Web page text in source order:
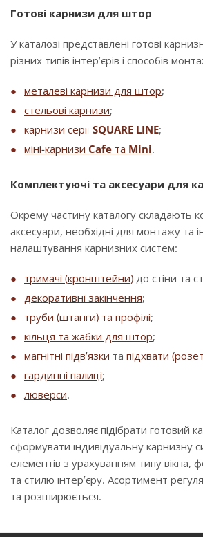
Готові карнизи для штор
У каталозі представлені готові
різних типів інтер’єрів і способів
металеві карнизи для штор;
стельові карнизи;
карнизи серії SQUARE LINE;
міні-карнизи Cafe та Mini.
Комплектуючі та аксесуари для
Окрему частину каталогу складають
аксесуари, необхідні для монтажу та
налаштування карнизних систем:
тримачі (кронштейни) до стіни та
декоративні закінчення;
труби (штанги) та профілі;
кільця та жабки для штор;
магнітні підв’язки та підхвати
гардинні палиці;
люверси.
Каталог дозволяє підібрати готовий
сформувати індивідуальну карнизну
елементів з урахуванням типу вікна,
та стилю інтер’єру. Асортимент
та розширюється.